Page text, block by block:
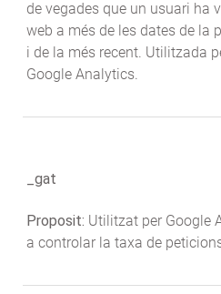
de vegades que un usuari ha
web a més de les dates de la
i de la més recent. Utilitzada
Google Analytics.
_gat
Proposit: Utilitzat per Google
a controlar la taxa de